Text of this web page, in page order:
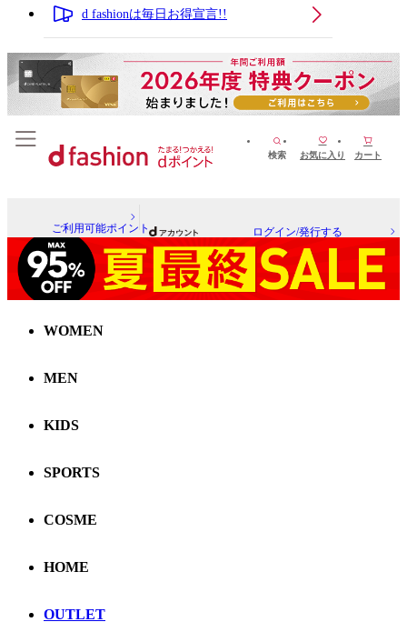
d fashionは毎日お得宣言!!
検索 お気に入り カート
ご利用可能ポイント ログイン/発行する
WOMEN
MEN
KIDS
SPORTS
COSME
HOME
OUTLET